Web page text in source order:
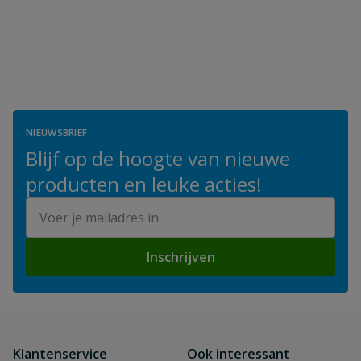
NIEUWSBRIEF
Blijf op de hoogte van nieuwe
producten en leuke acties!
Inschrijven
Klantenservice Ook interessant